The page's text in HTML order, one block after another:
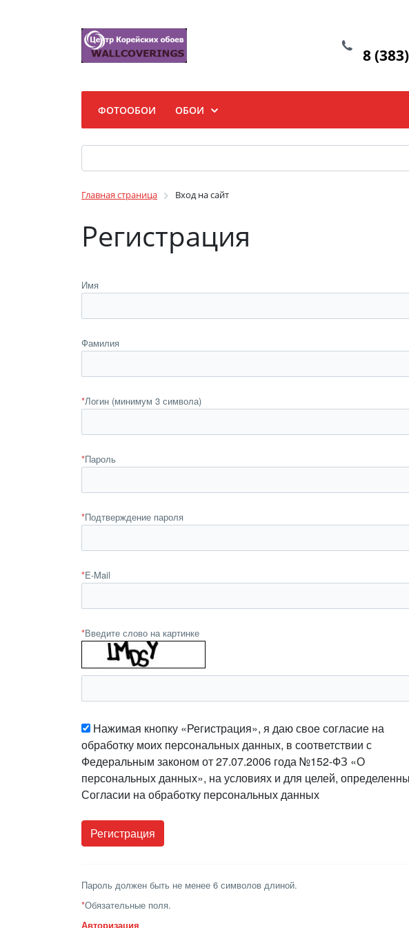
8
ФОТООБОИ ОБОИ
Главная страница Вход на сайт
Регистрация
Имя
Фамилия
*Логин (минимум 3 символа)
*Пароль
*Подтверждение пароля
*E-Mail
*Введите слово на картинке
Нажимая кнопку «Регистрация», я даю свое согласие на
обработку моих персональных данных, в соответствии с
Федеральным законом от 27.07.2006 года №152-ФЗ «О
персональных данных», на условиях и для целей,
Согласии на обработку персональных данных
Пароль должен быть не менее 6 символов длиной.
*Обязательные поля.
Авторизация